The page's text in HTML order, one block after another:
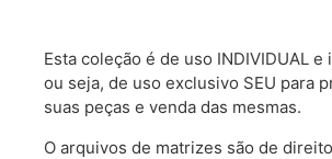
Esta coleção é de uso INDIVIDUAL
ou seja, de uso exclusivo SEU para
suas peças e venda das mesmas.
O arquivos de matrizes são de